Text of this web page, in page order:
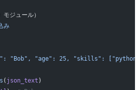
ジュール）
み
"Bob", "age": 25, "skills":
( json_text )